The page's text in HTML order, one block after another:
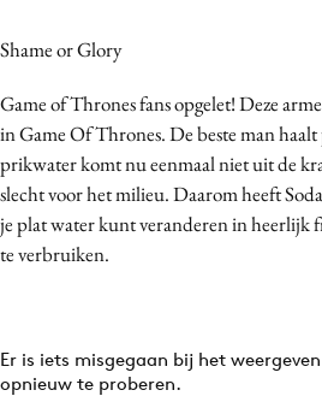
Shame or Glory
Game of Thrones fans opgelet! Deze
in Game Of Thrones. De beste man
prikwater komt nu eenmaal niet uit de
slecht voor het milieu. Daarom heeft
je plat water kunt veranderen in heerlijk
te verbruiken.
Er is iets misgegaan bij het
opnieuw te proberen.